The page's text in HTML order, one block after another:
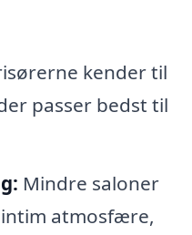
kender til
passer bedst til
Mindre saloner
atmosfære,